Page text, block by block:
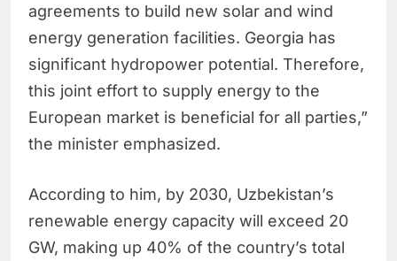
agreements to build new solar and wind
energy generation facilities. Georgia has
significant hydropower potential. Therefore,
this joint effort to supply energy to the
European market is beneficial for all parties,”
the minister emphasized.
According to him, by 2030, Uzbekistan’s
renewable energy capacity will exceed 20
GW, making up 40% of the country’s total